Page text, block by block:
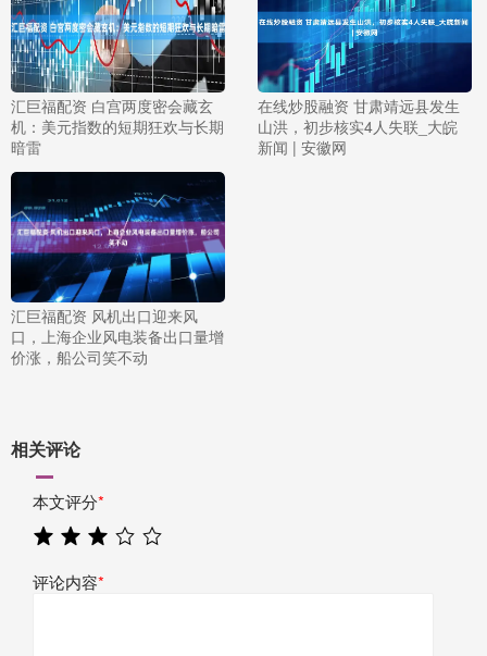
汇巨福配资 白宫两度密会藏玄
机：美元指数的短期狂欢与长期
暗雷
在线炒股融资 甘肃靖远县发生
山洪，初步核实4人失联_大皖
新闻 | 安徽网
汇巨福配资 风机出口迎来风
口，上海企业风电装备出口量增
价涨，船公司笑不动
相关评论
本文评分*
评论内容*